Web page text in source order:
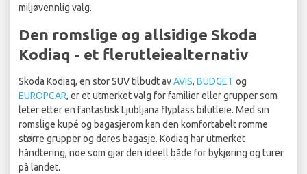
miljøvennlig valg.
Den romslige og allsidige Skoda
Kodiaq - et flerutleiealternativ
Skoda Kodiaq, en stor SUV tilbudt avAVIS, BUDGET og
EUROPCAR, er et utmerket valg for familier eller grupper som
leter etter en fantastisk Ljubljana flyplass bilutleie. Med sin
romslige kupé og bagasjerom kan den komfortabelt romme
større grupper og deres bagasje. Kodiaq har utmerket
håndtering, noe som gjør den ideell både for bykjøring og turer
på landet.